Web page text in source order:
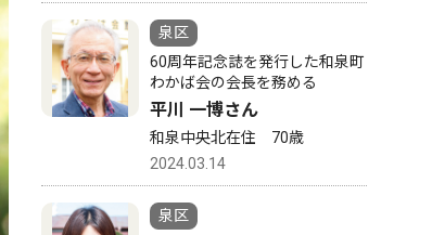
泉区
60周年記念誌を発行した和泉町
わかば会の会長を務める
平川 一博さん
和泉中央北在住 70歳
2024.03.14
泉区